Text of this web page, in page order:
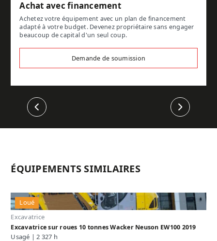
Achat avec financement
Achetez votre équipement avec un plan de financement
adapté à votre budget. Devenez propriétaire sans engager
beaucoup de capital d'un seul coup.
Demande de soumission
Précédent Suivant
ÉQUIPEMENTS SIMILAIRES
Loué
Excavatrice
Excavatrice sur roues 10 tonnes Wacker Neuson EW100 2019
Usagé | 2 327 h